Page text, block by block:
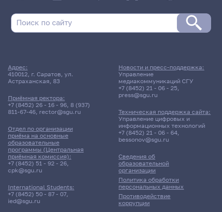
Адрес:
410012, г. Саратов, ул.
Астраханская, 83
Приёмная ректора:
+7 (8452) 26 - 16 - 96, 8 (937)
811-67-46, rector@sgu.ru
Отдел по организации
приёма на основные
образовательные
программы (Центральная
приёмная комиссия):
+7 (8452) 51 - 92 - 26,
cpk@sgu.ru
International Students:
+7 (8452) 50 - 87 - 07,
ied@sgu.ru
Сведения об
образовательной
организации
Политика обработки
персональных данных
Противодействие
коррупции
Новости и пресс-поддержка:
Управление
медиакоммуникаций СГУ
+7 (8452) 21 - 06 - 25,
press@sgu.ru
Техническая поддержка сайта:
Управление цифровых и
информационных технологий
+7 (8452) 21 - 06 - 64,
bessonov@sgu.ru